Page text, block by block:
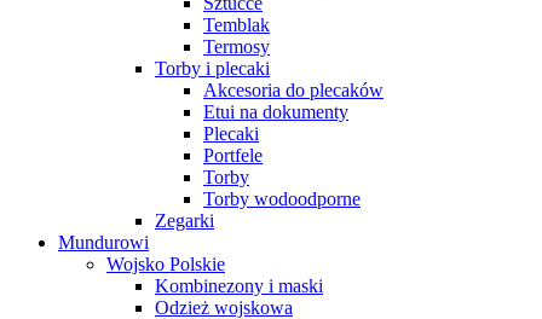
Temblak
Termosy
Torby i plecaki
Akcesoria do plecaków
Etui na dokumenty
Plecaki
Portfele
Torby
Torby wodoodporne
Zegarki
Mundurowi
Wojsko Polskie
Kombinezony i maski
Odzież wojskowa